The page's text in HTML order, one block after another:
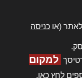
(או כניסה
למקום
לחץ כאן.